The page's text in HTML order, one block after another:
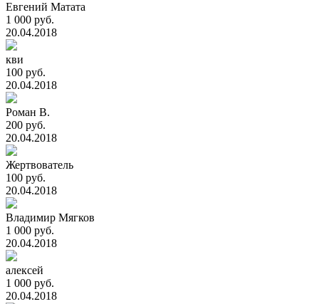
Евгений Матата
1 000 руб.
20.04.2018
кви
100 руб.
20.04.2018
Роман В.
200 руб.
20.04.2018
Жертвователь
100 руб.
20.04.2018
Владимир Мягков
1 000 руб.
20.04.2018
алексей
1 000 руб.
20.04.2018